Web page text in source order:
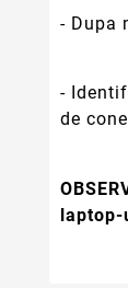
- Dupa
-
de
laptop-